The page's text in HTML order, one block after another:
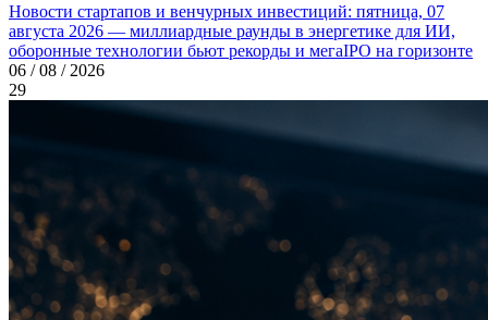
Новости стартапов и венчурных инвестиций: пятница, 07
августа 2026 — миллиардные раунды в энергетике для ИИ,
оборонные технологии бьют рекорды и мегаIPO на горизонте
06 / 08 / 2026
29